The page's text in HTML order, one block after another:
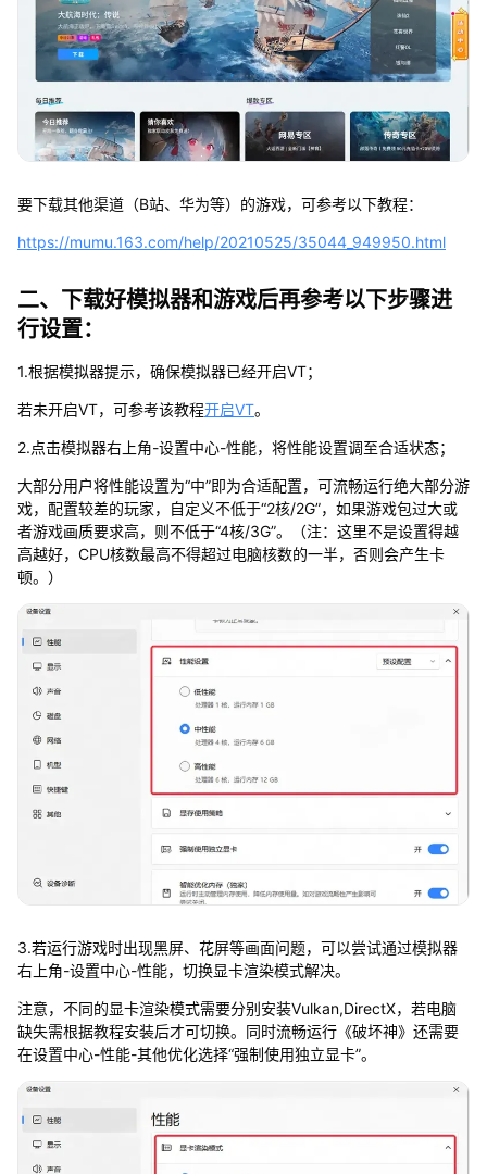
要下载其他渠道（B站、华为等）的游戏，可参考以下教程：
https://mumu.163.com/help/20210525/35044_949950.html
二、下载好模拟器和游戏后再参考以下步骤进
行设置：
1.根据模拟器提示，确保模拟器已经开启VT；
若未开启VT，可参考该教程开启VT。
2.点击模拟器右上角-设置中心-性能，将性能设置调至合适状态；
大部分用户将性能设置为“中”即为合适配置，可流畅运行绝大部分游
戏，配置较差的玩家，自定义不低于“2核/2G”，如果游戏包过大或
者游戏画质要求高，则不低于“4核/3G”。（注：这里不是设置得越
高越好，CPU核数最高不得超过电脑核数的一半，否则会产生卡
顿。）
3.若运行游戏时出现黑屏、花屏等画面问题，可以尝试通过模拟器
右上角-设置中心-性能，切换显卡渲染模式解决。
注意，不同的显卡渲染模式需要分别安装Vulkan,DirectX，若电脑
缺失需根据教程安装后才可切换。同时流畅运行《破坏神》还需要
在设置中心-性能-其他优化选择“强制使用独立显卡”。